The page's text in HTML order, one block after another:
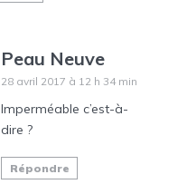
Peau Neuve
28 avril 2017 à 12 h 34 min
Imperméable c’est-à-
dire ?
Répondre